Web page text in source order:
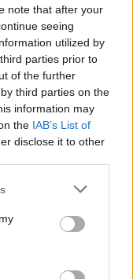
note that after your
seeing
utilized by
parties prior to
of the further
third parties on the
information may
the IAB’s List of
disclose it to other
or more Google
You may click to
party tags to
in below Google